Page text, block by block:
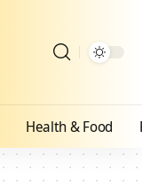
Health & Food